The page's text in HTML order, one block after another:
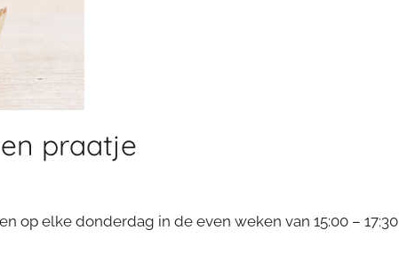
praatje
op elke donderdag in de even weken van 15:00 – 17:30